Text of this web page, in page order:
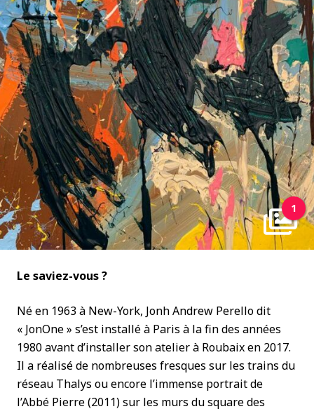
1
Le saviez-vous ?
Né en 1963 à New-York, Jonh Andrew Perello dit
« JonOne » s’est installé à Paris à la fin des années
1980 avant d’installer son atelier à Roubaix en 2017.
Il a réalisé de nombreuses fresques sur les trains du
réseau Thalys ou encore l’immense portrait de
l’Abbé Pierre (2011) sur les murs du square des